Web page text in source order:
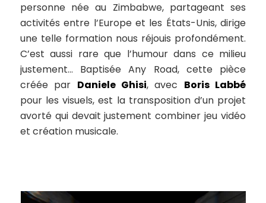
personne née au Zimbabwe, partageant ses
activités entre l’Europe et les États-Unis, dirige
une telle formation nous réjouis profondément.
C’est aussi rare que l’humour dans ce milieu
justement… BaptiséeAny Road, cette pièce
créée par Daniele Ghisi, avec Boris Labbé
pour les visuels, est la transposition d’un projet
avorté qui devait justement combiner jeu vidéo
et création musicale.